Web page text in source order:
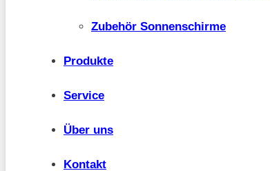
Zubehör Sonnenschirme
Produkte
Service
Über uns
Kontakt